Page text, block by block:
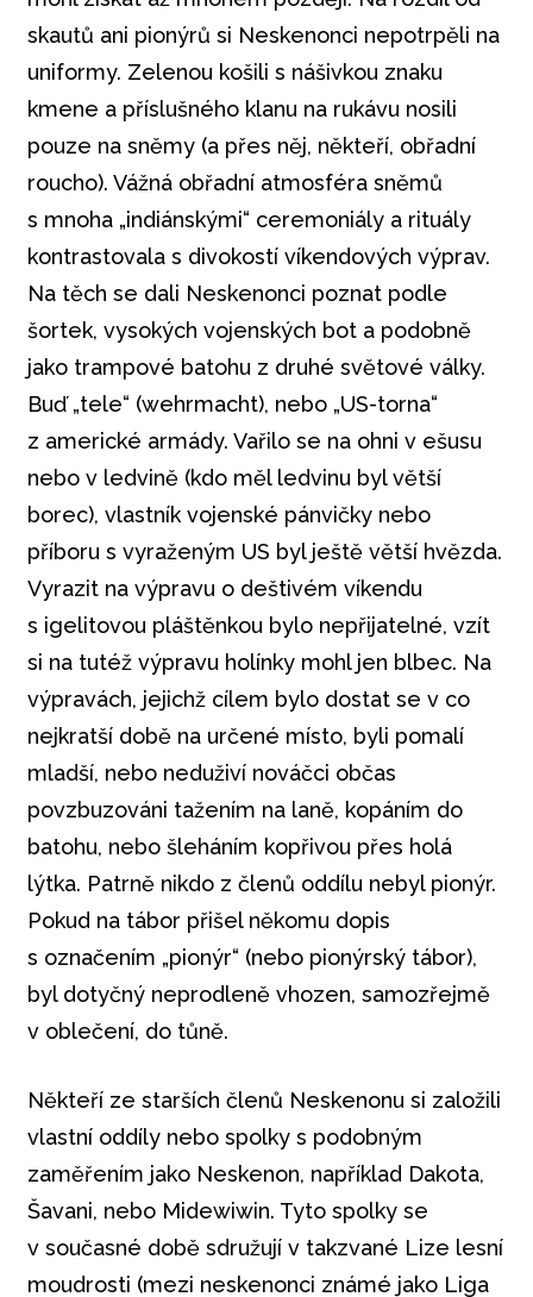
skautů ani pionýrů si Neskenonci nepotrpěli na
uniformy. Zelenou košili s nášivkou znaku
kmene a příslušného klanu na rukávu nosili
pouze na sněmy (a přes něj, někteří, obřadní
roucho). Vážná obřadní atmosféra sněmů
s mnoha „indiánskými“ ceremoniály a rituály
kontrastovala s divokostí víkendových výprav.
Na těch se dali Neskenonci poznat podle
šortek, vysokých vojenských bot a podobně
jako trampové batohu z druhé světové války.
Buď „tele“ (wehrmacht), nebo „US-torna“
z americké armády. Vařilo se na ohni v ešusu
nebo v ledvině (kdo měl ledvinu byl větší
borec), vlastník vojenské pánvičky nebo
příboru s vyraženým US byl ještě větší hvězda.
Vyrazit na výpravu o deštivém víkendu
s igelitovou pláštěnkou bylo nepřijatelné, vzít
si na tutéž výpravu holínky mohl jen blbec. Na
výpravách, jejichž cílem bylo dostat se v co
nejkratší době na určené místo, byli pomalí
mladší, nebo neduživí nováčci občas
povzbuzováni tažením na laně, kopáním do
batohu, nebo šleháním kopřivou přes holá
lýtka. Patrně nikdo z členů oddílu nebyl pionýr.
Pokud na tábor přišel někomu dopis
s označením „pionýr“ (nebo pionýrský tábor),
byl dotyčný neprodleně vhozen, samozřejmě
v oblečení, do tůně.
Někteří ze starších členů Neskenonu si založili
vlastní oddíly nebo spolky s podobným
zaměřením jako Neskenon, například Dakota,
Šavani, nebo Midewiwin. Tyto spolky se
v současné době sdružují v takzvané Lize lesní
moudrosti (mezi neskenonci známé jako Liga